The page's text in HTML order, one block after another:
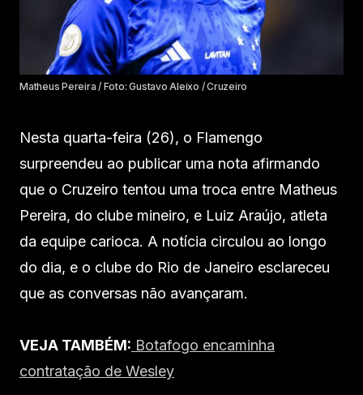
Matheus Pereira / Foto: Gustavo Aleixo / Cruzeiro
Nesta quarta-feira (26), o Flamengo
surpreendeu ao publicar uma nota afirmando
que o Cruzeiro tentou uma troca entre Matheus
Pereira, do clube mineiro, e Luiz Araújo, atleta
da equipe carioca. A notícia circulou ao longo
do dia, e o clube do Rio de Janeiro esclareceu
que as conversas não avançaram.
VEJA TAMBÉM: Botafogo encaminha
contratação de Wesley